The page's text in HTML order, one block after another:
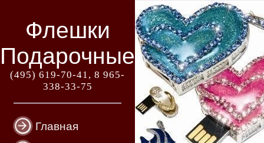
Флешки
Подарочные
(495) 619-70-41, 8 965-
338-33-75
Главная